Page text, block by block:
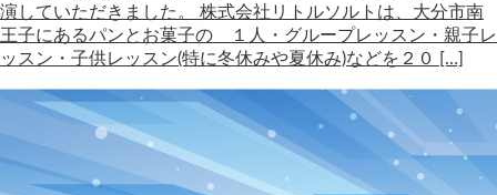
演していただきました。 株式会社リトルソルトは、大分市南
王子にあるパンとお菓子の １人・グループレッスン・親子レ
ッスン・子供レッスン(特に冬休みや夏休み)などを２０ […]